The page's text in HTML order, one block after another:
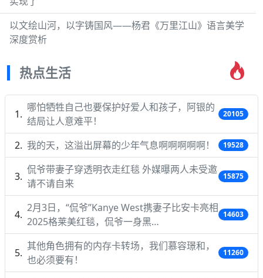
以文绘山河，以字铸国风——杨君《万里江山》语言美学
深度赏析
热点生活
哪怕牺牲自己也要保护好爱人和孩子，阿银的
结局让人意难平！
20105
我的天，这溢出屏幕的少年气息啊啊啊啊啊！ 19528
侃爷带妻子穿透明衣走红毯 外媒曝两人未受邀
请不请自来
15875
2月3日，“侃爷”Kanye West携妻子比安卡亮相
2025格莱美红毯，侃爷一身黑…
14603
其他角色拥有的内存卡转场，我们慕容璟和，
也必须要有！
11260